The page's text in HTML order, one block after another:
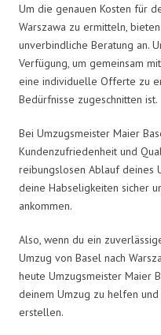
Um die genauen Kosten für
Warszawa zu ermitteln,
unverbindliche Beratung an.
Verfügung, um gemeinsam
eine individuelle Offerte zu
Bedürfnisse zugeschnitten ist.
Bei Umzugsmeister Maier
Kundenzufriedenheit und
reibungslosen Ablauf deines
deine Habseligkeiten sicher
ankommen.
Also, wenn du ein
Umzug von Basel nach
heute Umzugsmeister Maier
deinem Umzug zu helfen
erstellen.